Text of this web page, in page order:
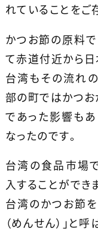
れていることをご
かつお節の原料
て赤道付近から日
台湾もその流れ
部の町ではかつ
であった影響も
なったのです。
台湾の食品市場
入することができ
台湾のかつお節
（めんせん）」と